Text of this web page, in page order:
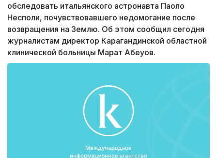
обследовать итальянского астронавта Паоло
Несполи, почувствовавшего недомогание после
возвращения на Землю. Об этом сообщил сегодня
журналистам директор Карагандинской областной
клинической больницы Марат Абеуов.